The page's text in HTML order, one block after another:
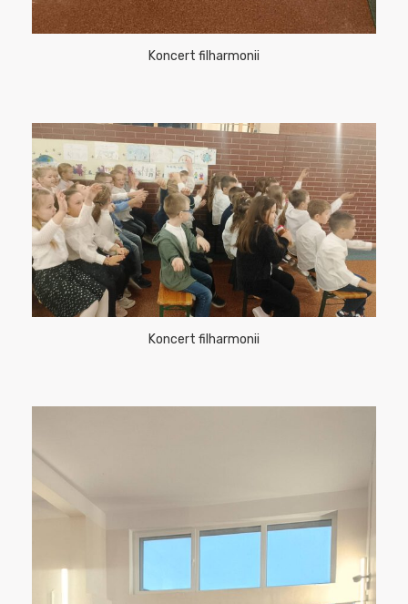
Koncert filharmonii
Koncert filharmonii